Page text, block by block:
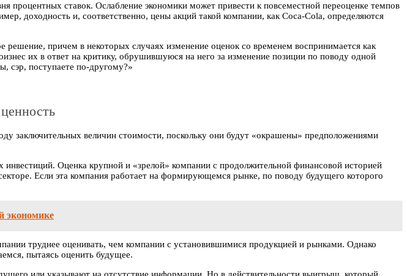
процентных ставок. Ослабление экономики может привести к повсеместной переоценке темпов
доходность и, соответственно, цены акций такой компании, как Coca-Cola, определяются
причем в некоторых случаях изменение оценок со временем воспринимается как
их в ответ на критику, обрушившуюся на него за изменение позиции по поводу одной
сэр, поступаете по-другому?»
заключительных величин стоимости, поскольку они будут «окрашены» предположениями
Оценка крупной и «зрелой» компании с продолжительной финансовой историей
Если эта компания работает на формирующемся рынке, по поводу будущего которого
экономике
труднее оценивать, чем компании с установившимися продукцией и рынками. Однако
пытаясь оценить будущее.